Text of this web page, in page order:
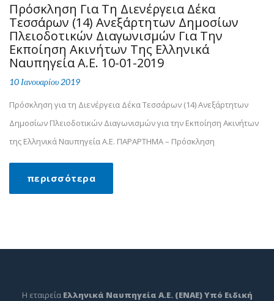
Πρόσκληση Για Τη Διενέργεια Δέκα
Τεσσάρων (14) Ανεξάρτητων Δημοσίων
Πλειοδοτικών Διαγωνισμών Για Την
Εκποίηση Ακινήτων Της Ελληνικά
Ναυπηγεία Α.Ε. 10-01-2019
10 Ιανουαρίου 2019
Πρόσκληση για τη Διενέργεια Δέκα Τεσσάρων (14) Ανεξάρτητων
Δημοσίων Πλειοδοτικών Διαγωνισμών για την Εκποίηση Ακινήτων
της Ελληνικά Ναυπηγεία Α.Ε. ΠΑΡΑΡΤΗΜΑ – Πρόσκληση
περισσότερα
Η εταιρεία Ελληνικά Ναυπηγεία Α.Ε. (ΕΝΑΕ) Υπό Ειδική